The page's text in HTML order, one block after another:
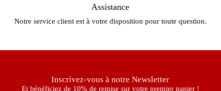
Assistance
Notre service client est à votre disposition pour toute question.
Inscrivez-vous à notre Newsletter
Et bénéficiez de 10% de remise sur votre premier panier !